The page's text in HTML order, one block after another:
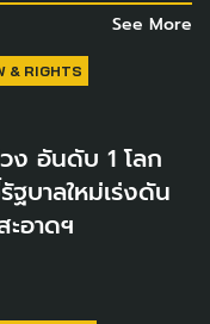
See More
& RIGHTS
ง อันดับ 1 โลก
ฐบาลใหม่เร่งดัน
ะอาดฯ